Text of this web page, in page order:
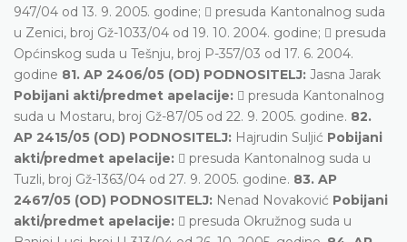
947/04 od 13. 9. 2005. godine;  presuda Kantonalnog suda
u Zenici, broj Gž-1033/04 od 19. 10. 2004. godine;  presuda
Općinskog suda u Tešnju, broj P-357/03 od 17. 6. 2004.
godine 81. AP 2406/05 (OD) PODNOSITELJ: Jasna Jarak
Pobijani akti/predmet apelacije:  presuda Kantonalnog
suda u Mostaru, broj Gž-87/05 od 22. 9. 2005. godine. 82.
AP 2415/05 (OD) PODNOSITELJ: Hajrudin Suljić Pobijani
akti/predmet apelacije:  presuda Kantonalnog suda u
Tuzli, broj Gž-1363/04 od 27. 9. 2005. godine. 83. AP
2467/05 (OD) PODNOSITELJ: Nenad Novaković Pobijani
akti/predmet apelacije:  presuda Okružnog suda u